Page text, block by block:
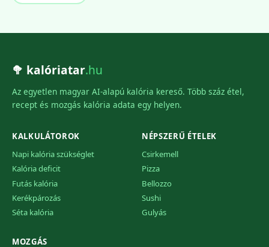
🥦 kalóriatar.hu
Az egyetlen magyar AI-alapú kalória kereső. Több száz étel,
recept és mozgás kalória adata egy helyen.
KALKULÁTOROK
Napi kalória szükséglet
Kalória deficit
Futás kalória
Kerékpározás
Séta kalória
NÉPSZERŰ ÉTELEK
Csirkemell
Pizza
Bellozzo
Sushi
Gulyás
MOZGÁS